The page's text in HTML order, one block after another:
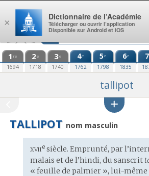
Aller au contenu
1 re
1694
2e
1718
3e
1740
4e
1762
5e
1798
6e
1835
7
tallipot
TALLIPOT nom masculin
Étymologie
:
xviiesiècle. Emprunté, par
malais et de l’hindi, du sanscrit
« feuille de palmier », lui-même
×
Dictionnaire de l’Académie
Télécharger ou ouvrir l’application
Disponible sur Android et iOS